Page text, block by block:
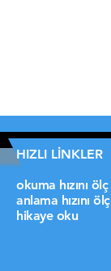
HIZLI LİNKLER
okuma hızını ölç
anlama hızını ölç
hikaye oku